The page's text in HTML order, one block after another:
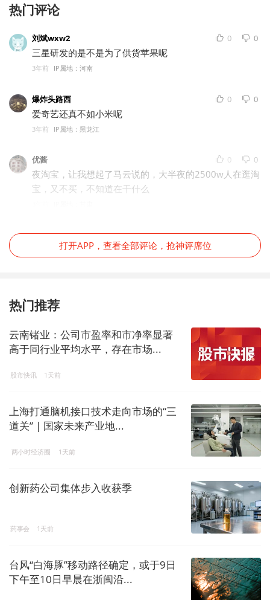
热门评论
刘斌wxw2 0 0
三星研发的是不是为了供货苹果呢
3年前 IP属地：河南
爆炸头路西 0 0
爱奇艺还真不如小米呢
3年前 IP属地：黑龙江
优酱 0 0
夜淘宝，让我想起了马云说的，大半夜的2500w人在逛淘
宝，又不买，不知道在干什么
打开APP，查看全部评论，抢神评席位
热门推荐
云南锗业：公司市盈率和市净率显著
高于同行业平均水平，存在市场...
股市快讯 1天前
上海打通脑机接口技术走向市场的“三
道关” | 国家未来产业地...
两小时经济圈 1天前
创新药公司集体步入收获季
药事会 1天前
台风“白海豚”移动路径确定，或于9日
下午至10日早晨在浙闽沿...